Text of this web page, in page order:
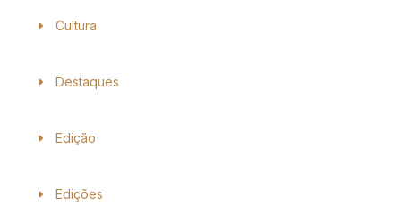
Cultura
Destaques
Edição
Edições